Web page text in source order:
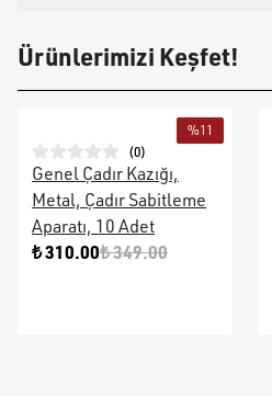
Ürünlerimizi Keşfet!
%11
(0)
Genel Çadır Kazığı,
Metal, Çadır Sabitleme
Aparatı, 10 Adet
₺ 310.00₺ 349.00